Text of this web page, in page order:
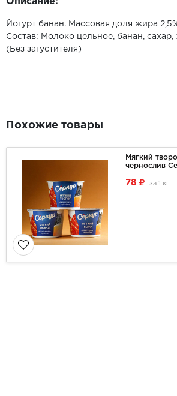
Йогурт банан. Массовая доля жира
Состав: Молоко цельное, банан, сахар,
(Без загустителя)
Похожие товары
Мягкий
чернослив
78 за 1 кг